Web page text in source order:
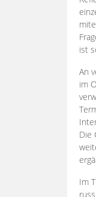
ist
An
im
Die
Im